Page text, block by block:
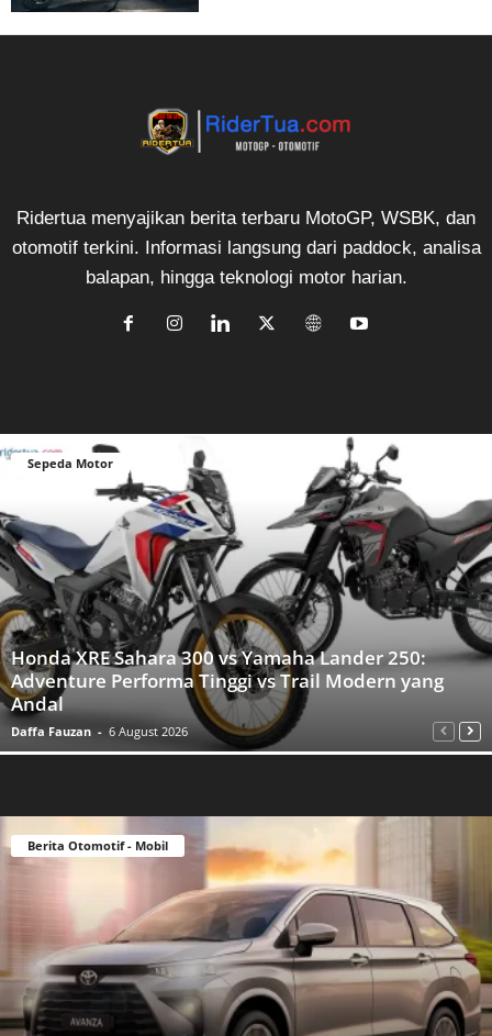
Ridertua menyajikan berita terbaru MotoGP, WSBK, dan
otomotif terkini. Informasi langsung dari paddock, analisa
balapan, hingga teknologi motor harian.
Sepeda Motor
Honda XRE Sahara 300 vs Yamaha Lander 250:
Adventure Performa Tinggi vs Trail Modern yang
Andal
Daffa Fauzan - 6 August 2026
Berita Otomotif - Mobil